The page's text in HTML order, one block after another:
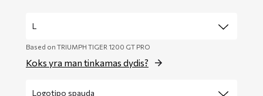
Based on TRIUMPH TIGER 1200 GT PRO
Koks yra man tinkamas dydis?